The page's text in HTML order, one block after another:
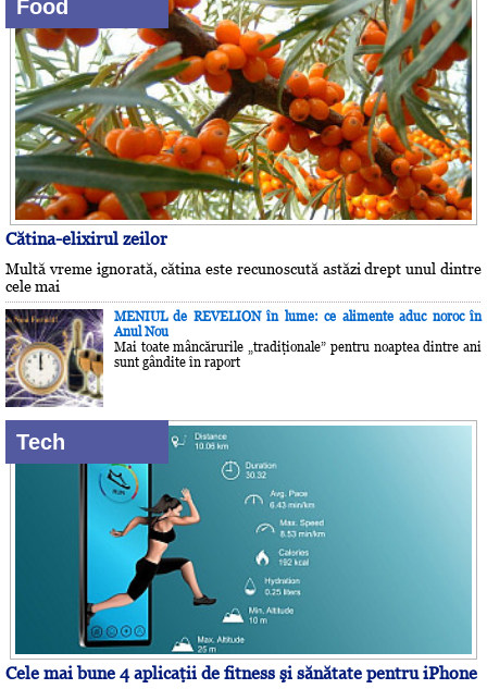
Food
Cătina-elixirul zeilor
Multă vreme ignorată, cătina este recunoscută astăzi drept unul dintre
cele mai
MENIUL de REVELION în lume: ce alimente aduc noroc în
Anul Nou
Mai toate mâncărurile „tradiţionale” pentru noaptea dintre ani
sunt gândite în raport
Tech
Cele mai bune 4 aplicaţii de fitness şi sănătate pentru iPhone